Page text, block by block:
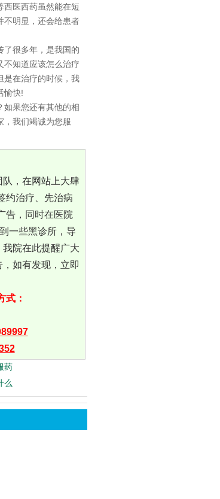
西医西药虽然能在短
不明显，还会给患者
很多年，是我国的
不知道应该怎么治疗
是在治疗的时候，我
愉快!
如果您还有其他的相
，我们竭诚为您服
，在网站上大肆
约治疗、先治病
告，同时在医院
一些黑诊所，导
院在此提醒广大
如有发现，立即
式：
药
么